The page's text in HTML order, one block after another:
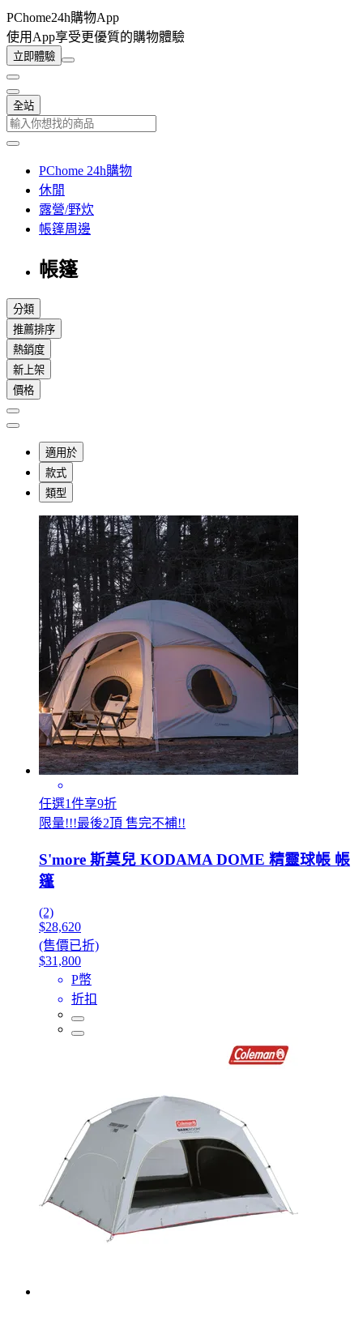
PChome24h購物App
使用App享受更優質的購物體驗
立即體驗
全站
PChome 24h購物
休閒
露營/野炊
帳篷周邊
帳篷
分類
推薦排序
熱銷度
新上架
價格
適用於
款式
類型
任選1件享9折
限量!!!最後2頂 售完不補!!
S'more 斯莫兒 KODAMA DOME 精靈球帳 帳
篷
(2)
$28,620
(售價已折)
$31,800
P幣
折扣